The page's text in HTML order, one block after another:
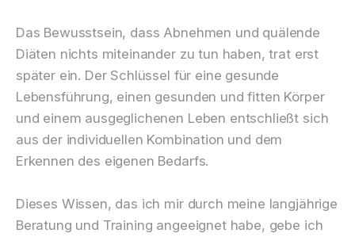
Das Bewusstsein, dass Abnehmen und quälende
Diäten nichts miteinander zu tun haben, trat erst
später ein. Der Schlüssel für eine gesunde
Lebensführung, einen gesunden und fitten Körper
und einem ausgeglichenen Leben entschließt sich
aus der individuellen Kombination und dem
Erkennen des eigenen Bedarfs.
Dieses Wissen, das ich mir durch meine langjährige
Beratung und Training angeeignet habe, gebe ich